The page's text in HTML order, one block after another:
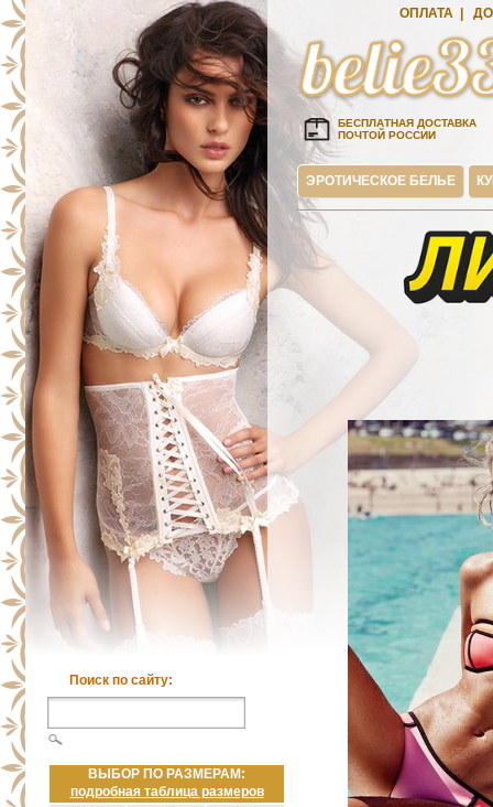
Поиск по сайту:
ВЫБОР ПО РАЗМЕРАМ:
подробная таблица размеров
ОПЛАТА
БЕСПЛАТНАЯ ДОСТАВКА
ПОЧТОЙ РОССИИ
ЭРОТИЧЕСКОЕ БЕЛЬЕ